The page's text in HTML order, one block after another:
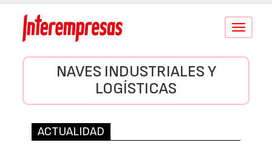
Conmutar
NAVES INDUSTRIALES Y
LOGÍSTICAS
ACTUALIDAD